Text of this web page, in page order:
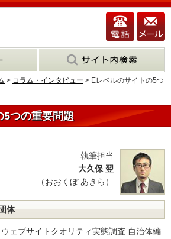
> コラム・インタビュー > Eレベルのサイトの5つ
5つの重要問題
執筆担当
大久保 翌
（おおくぼ あきら）
体
ェブサイトクオリティ実態調査 自治体編